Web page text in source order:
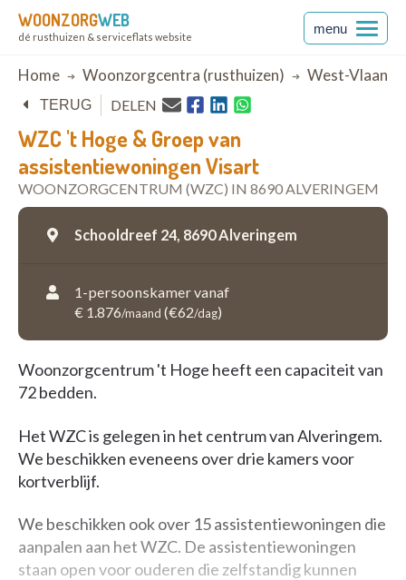
WOONZORGWEB
dé rusthuizen & serviceflats website
menu
Breadcrumb
Home Woonzorgcentra (rusthuizen) West-
WZC 't Hoge & Groep van
assistentiewoningen Visart
WOONZORGCENTRUM (WZC) IN 8690 ALVERINGEM
TERUG DELEN
Schooldreef 24, 8690 Alveringem
1-persoonskamer vanaf
€ 1.876/maand (€62/dag)
Woonzorgcentrum 't Hoge heeft een capaciteit van
72 bedden.
Het WZC is gelegen in het centrum van Alveringem.
We beschikken eveneens over drie kamers voor
kortverblijf.
We beschikken ook over 15 assistentiewoningen die
aanpalen aan het WZC. De assistentiewoningen
staan open voor ouderen die zelfstandig kunnen